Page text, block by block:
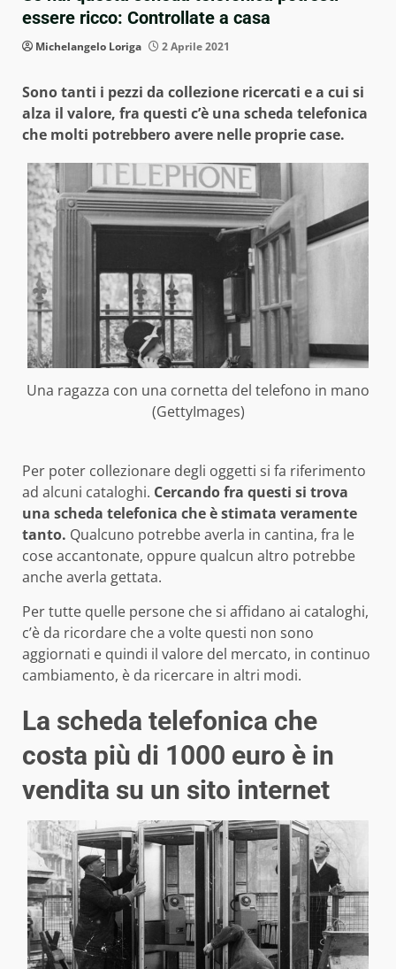
essere ricco: Controllate a casa
Michelangelo Loriga 2 Aprile 2021
Sono tanti i pezzi da collezione ricercati e a cui si
alza il valore, fra questi c’è una scheda telefonica
che molti potrebbero avere nelle proprie case.
Una ragazza con una cornetta del telefono in mano
(GettyImages)
Per poter collezionare degli oggetti si fa riferimento
ad alcuni cataloghi. Cercando fra questi si trova
una scheda telefonica che è stimata veramente
tanto. Qualcuno potrebbe averla in cantina, fra le
cose accantonate, oppure qualcun altro potrebbe
anche averla gettata.
Per tutte quelle persone che si affidano ai cataloghi,
c’è da ricordare che a volte questi non sono
aggiornati e quindi il valore del mercato, in continuo
cambiamento, è da ricercare in altri modi.
La scheda telefonica che
costa più di 1000 euro è in
vendita su un sito internet